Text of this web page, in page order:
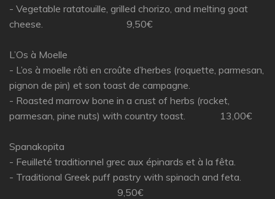
- Vegetable ratatouille, grilled chorizo, and melting goat
cheese. 9,50€
L’Os à Moelle
- L’os à moelle rôti en croûte d’herbes (roquette, parmesan,
pignon de pin) et son toast de campagne.
- Roasted marrow bone in a crust of herbs (rocket,
parmesan, pine nuts) with country toast. 13,00€
Spanakopita
- Feuilleté traditionnel grec aux épinards et à la fêta.
- Traditional Greek puff pastry with spinach and feta.
9,50€